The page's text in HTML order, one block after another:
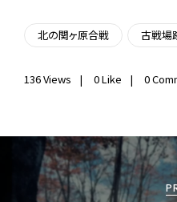
北の関ヶ原合戦 古戦場
136Views 0Like 0